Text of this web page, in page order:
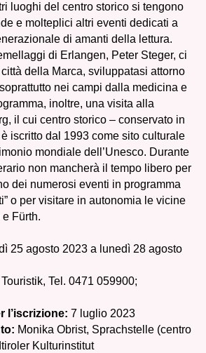
luoghi del centro storico si tengono
e molteplici altri eventi dedicati a
di amanti della lettura.
di Erlangen, Peter Steger, ci
della Marca, sviluppatasi attorno
nei campi dalla medicina e
inoltre, una visita alla
il cui centro storico – conservato in
iscritto dal 1993 come sito culturale
mondiale dell’Unesco. Durante
non mancherà il tempo libero per
dei numerosi eventi in programma
o per visitare in autonomia le vicine
Fürth.
25 agosto 2023 a lunedì 28 agosto
Tel. 0471 059900;
l’iscrizione: 7 luglio 2023
Monika Obrist, Sprachstelle (centro
Kulturinstitut